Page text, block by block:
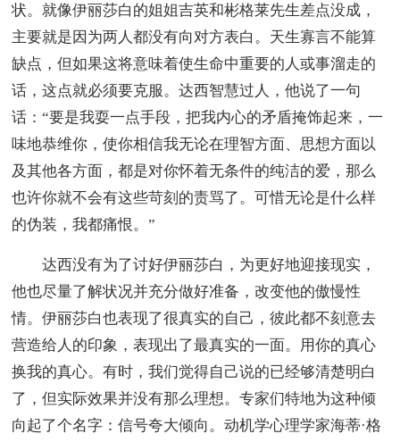
状。就像伊丽莎白的姐姐吉英和彬格莱先生差点没成，
主要就是因为两人都没有向对方表白。天生寡言不能算
缺点，但如果这将意味着使生命中重要的人或事溜走的
话，这点就必须要克服。达西智慧过人，他说了一句
话：“要是我耍一点手段，把我内心的矛盾掩饰起来，一
味地恭维你，使你相信我无论在理智方面、思想方面以
及其他各方面，都是对你怀着无条件的纯洁的爱，那么
也许你就不会有这些苛刻的责骂了。可惜无论是什么样
的伪装，我都痛恨。”
达西没有为了讨好伊丽莎白，为更好地迎接现实，
他也尽量了解状况并充分做好准备，改变他的傲慢性
情。伊丽莎白也表现了很真实的自己，彼此都不刻意去
营造给人的印象，表现出了最真实的一面。用你的真心
换我的真心。有时，我们觉得自己说的已经够清楚明白
了，但实际效果并没有那么理想。专家们特地为这种倾
向起了个名字：信号夸大倾向。动机学心理学家海蒂·格